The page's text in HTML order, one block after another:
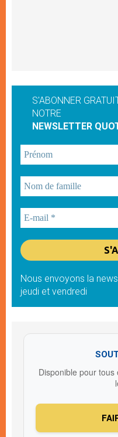
S'ABONNER
NOTRE
NEWSLETTER
Nous envoyons la
jeudi et vendredi
Disponible pour